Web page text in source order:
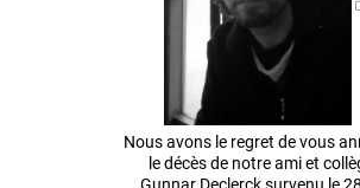
Nous avons le regret de vous
le décès de notre ami et
Gunnar Declerck survenu le